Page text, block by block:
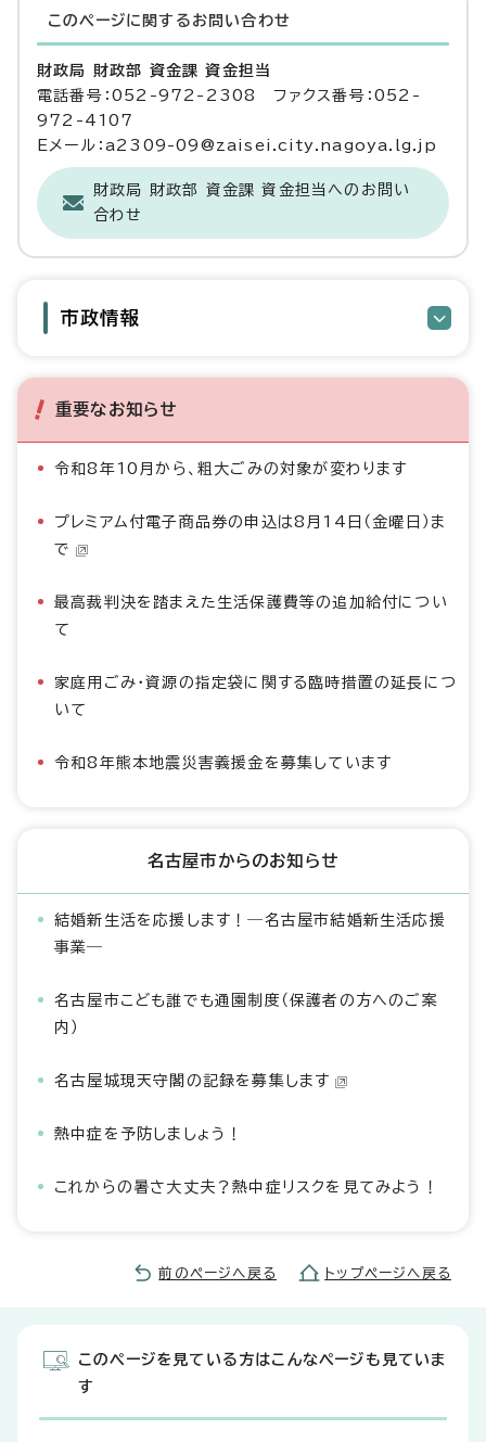
このページに関する お問い合わせ
財政局 財政部 資金課 資金担当
電話番号：052-972-2308 ファクス番号：052-
972-4107
Eメール：a2309-09@zaisei.city.nagoya.lg.jp
財政局 財政部 資金課 資金担当へのお問い
合わせ
市政情報
重要なお知らせ
令和8年10月から、粗大ごみの対象が変わります
プレミアム付電子商品券の申込は8月14日（金曜日）ま
で
最高裁判決を踏まえた生活保護費等の追加給付につい
て
家庭用ごみ・資源の指定袋に関する臨時措置の延長につ
いて
令和8年熊本地震災害義援金を募集しています
名古屋市からのお知らせ
結婚新生活を応援します！―名古屋市結婚新生活応援
事業―
名古屋市こども誰でも通園制度（保護者の方へのご案
内）
名古屋城現天守閣の記録を募集します
熱中症を予防しましょう！
これからの暑さ大丈夫？熱中症リスクを見てみよう！
前のページへ戻る トップページへ戻る
このページを見ている方はこんなページも見ていま
す